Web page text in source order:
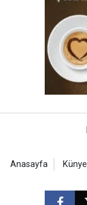
Anasayfa Künye